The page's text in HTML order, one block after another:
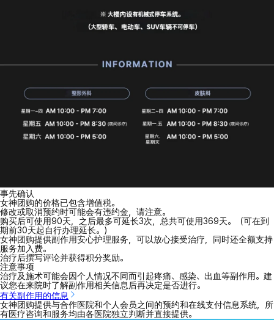
事先确认
女神团购的价格已包含增值税。
修改或取消预约时可能会有违约金，请注意。
购买后可使用90天，之后最多可延长3次，总共可使用369天。（可在到
期前30天起自行办理延长。）
女神团购提供副作用安心护理服务，可以放心接受治疗，同时还全额支持
服务加入费。
治疗后撰写评论并获得积分奖励。
注意事项
治疗及施术可能会因个人情况不同而引起疼痛、感染、出血等副作用。建
议您在来院时了解副作用相关信息后再决定是否进行。
有关副作用的信息
女神团购提供与合作医院和个人会员之间的预约和在线支付信息系统，所
有医疗咨询和服务均由各医院独立判断并直接提供。